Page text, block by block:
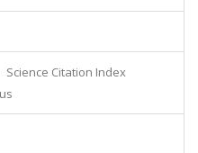
Science Citation Index